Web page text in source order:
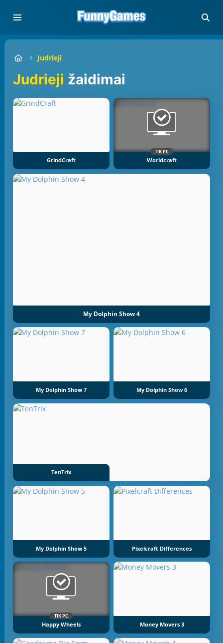
Judrieji
Judrieji žaidimai
GrindCraft
TIK PC
Worldcraft
My Dolphin Show 4
My Dolphin Show 7 My Dolphin Show 6
TenTrix
My Dolphin Show 5 Pixelcraft Differences
TIK PC
Happy Wheels Money Movers 3